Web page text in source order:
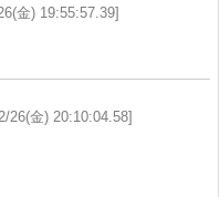
金) 19:55:57.39]
26(金) 20:10:04.58]